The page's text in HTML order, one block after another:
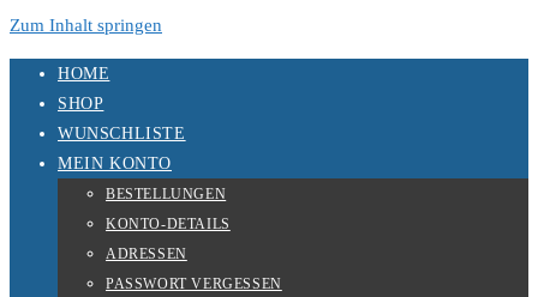
Zum Inhalt springen
HOME
SHOP
WUNSCHLISTE
MEIN KONTO
BESTELLUNGEN
KONTO-DETAILS
ADRESSEN
PASSWORT VERGESSEN